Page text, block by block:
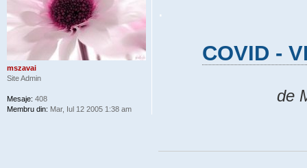
.
COVID -
de
mszavai
Site Admin
Mesaje: 408
Membru din: Mar, Iul 12 2005 1:38 am